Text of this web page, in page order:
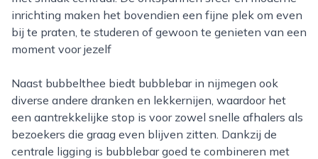
inrichting maken het bovendien een fijne plek om even
bij te praten, te studeren of gewoon te genieten van een
moment voor jezelf
naast bubbelthee biedt bubblebar in nijmegen ook
diverse andere dranken en lekkernijen, waardoor het
een aantrekkelijke stop is voor zowel snelle afhalers als
bezoekers die graag even blijven zitten. Dankzij de
centrale ligging is bubblebar goed te combineren met